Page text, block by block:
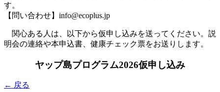
す。
【問い合わせ】info@ecoplus.jp
関心ある人は、以下から仮申し込みを送ってください。説
明会の連絡や本申込書、健康チェック票をお送りします。
ヤップ島プログラム2026仮申し込み
← 戻る